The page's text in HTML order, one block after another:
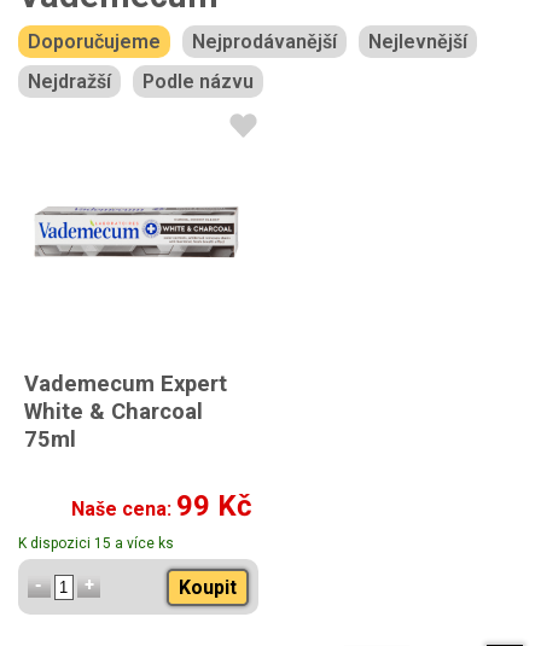
Doporučujeme Nejprodávanější
Nejlevnější
Nejdražší
Podle názvu
Vademecum Expert
White & Charcoal
75ml
Naše cena: 99 Kč
K dispozici 15 a více ks
Koupit